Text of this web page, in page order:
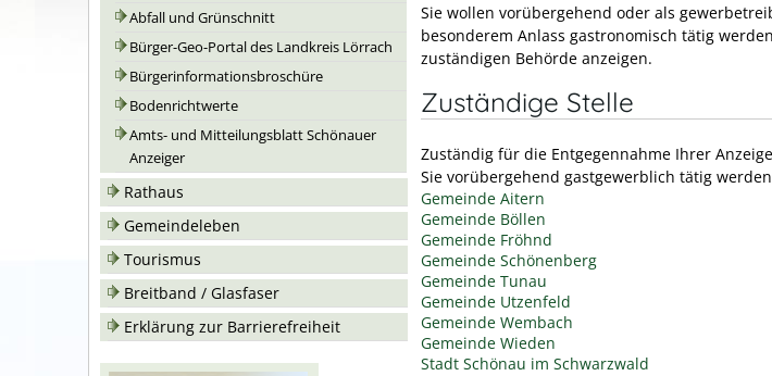
Abfall und Grünschnitt
Bürger-Geo-Portal des Landkreis Lörrach
Bürgerinformationsbroschüre
Bodenrichtwerte
Amts- und Mitteilungsblatt Schönauer
Anzeiger
Rathaus
Gemeindeleben
Tourismus
Breitband / Glasfaser
Erklärung zur Barrierefreiheit
Sie wollen vorübergehend oder als
besonderem Anlass gastronomisch tätig
zuständigen Behörde anzeigen.
Zuständige Stelle
Zuständig für die Entgegennahme Ihrer
Sie vorübergehend gastgewerblich tätig
Gemeinde Aitern
Gemeinde Böllen
Gemeinde Fröhnd
Gemeinde Schönenberg
Gemeinde Tunau
Gemeinde Utzenfeld
Gemeinde Wembach
Gemeinde Wieden
Stadt Schönau im Schwarzwald